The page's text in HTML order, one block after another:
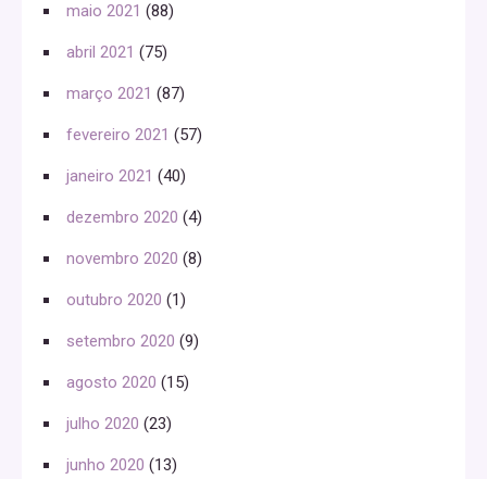
maio 2021 (88)
abril 2021 (75)
março 2021 (87)
fevereiro 2021 (57)
janeiro 2021 (40)
dezembro 2020 (4)
novembro 2020 (8)
outubro 2020 (1)
setembro 2020 (9)
agosto 2020 (15)
julho 2020 (23)
junho 2020 (13)